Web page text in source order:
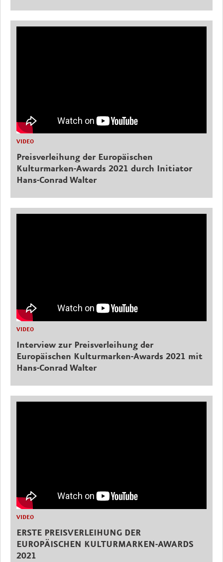
VIDEO
Preisverleihung der Europäischen
Kulturmarken-Awards 2021 durch Initiator
Hans-Conrad Walter
VIDEO
Interview zur Preisverleihung der
Europäischen Kulturmarken-Awards 2021 mit
Hans-Conrad Walter
VIDEO
ERSTE PREISVERLEIHUNG DER
EUROPÄISCHEN KULTURMARKEN-AWARDS
2021